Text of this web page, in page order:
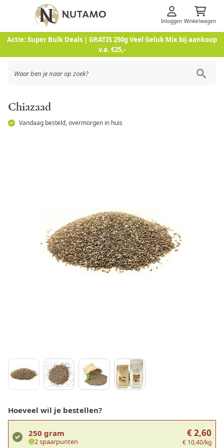
Actie: Super Bulk Deals | GRATIS 250g Veel Geluk Mix bij aankoop
v.a. €25,-
Ga naar de inhoud
Inloggen Winkelwagen
Chiazaad
Vandaag besteld, overmorgen in huis
Hoeveel wil je bestellen?
250 gram
2 spaarpunten
€ 2,60
€ 10,40/kg